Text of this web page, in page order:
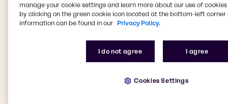
manage your cookie settings and learn more about our use of cookies
by clicking on the green cookie icon located at the bottom-left corner
information can be found in our Privacy Policy.
I do not agree I agree
Cookies Settings